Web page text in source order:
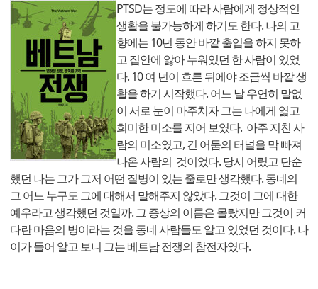
PTSD는 정도에 따라 사람에게 정상적인
생활을 불가능하게 하기도 한다. 나의 고
향에는 10년 동안 바깥 출입을 하지 못하
고 집안에 앓아 누워있던 한 사람이 있었
다. 10 여 년이 흐른 뒤에야 조금씩 바깥 생
활을 하기 시작했다. 어느 날 우연히 말없
이 서로 눈이 마주치자 그는 나에게 엷고
희미한 미소를 지어 보였다. 아주 지친 사
람의 미소였고, 긴 어둠의 터널을 막 빠져
나온 사람의 것이었다. 당시 어렸고 단순
했던 나는 그가 그저 어떤 질병이 있는 줄로만 생각했다. 동네의
그 어느 누구도 그에 대해서 말해주지 않았다. 그것이 그에 대한
예우라고 생각했던 것일까. 그 증상의 이름은 몰랐지만 그것이 커
다란 마음의 병이라는 것을 동네 사람들도 알고 있었던 것이다. 나
이가 들어 알고 보니 그는 베트남 전쟁의 참전자였다.